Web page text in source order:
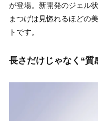
が登場。新開発のジェル
まつげは見惚れるほどの
トです。
長さだけじゃなく“質